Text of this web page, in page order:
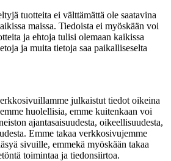
tuotteita ei välttämättä ole saatavina
maissa. Tiedoista ei myöskään voi
ja ehtoja tulisi olemaan kaikissa
ja muita tietoja saa paikalliseselta
julkaistut tiedot oikeina
huolellisia, emme kuitenkaan voi
ajantasaisuudesta, oikeellisuudesta,
Emme takaa verkkosivujemme
sivuille, emmekä myöskään takaa
toimintaa ja tiedonsiirtoa.